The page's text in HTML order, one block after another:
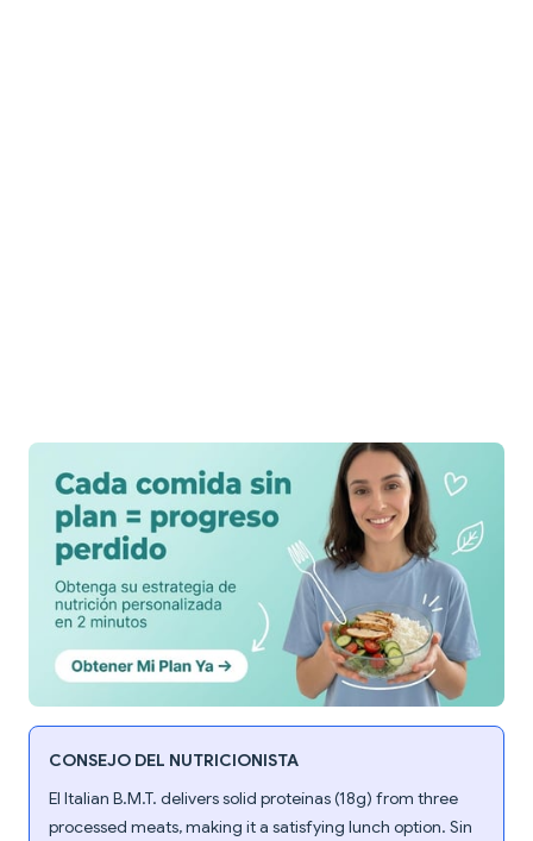
CONSEJO DEL NUTRICIONISTA
El Italian B.M.T. delivers solid proteínas (18g) from three
processed meats, making it a satisfying lunch option. Sin